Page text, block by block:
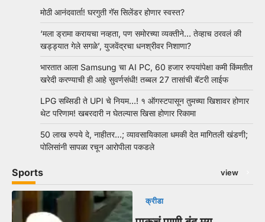
मोठी आनंदवार्ता! घरगुती गॅस सिलेंडर होणार स्वस्त?
‘मला ड्रामा करायचा नव्हता, पण समोरच्या व्यक्तीने… तेव्हाच ठरवलं की
खड्ड्यात गेले सगळे’, युजवेंद्रचा धनश्रीवर निशाणा?
भारतात आला Samsung चा AI PC, 60 हजार रुपयांपेक्षा कमी किंमतीत
खरेदी करण्याची ही आहे सुवर्णसंधी! तब्बल 27 तासांची बॅटरी लाईफ
LPG सब्सिडी ते UPI चे नियम…! १ ऑगस्टपासून तुमच्या खिशावर होणार
थेट परिणाम! खबरदारी न घेतल्यास खिसा होणार रिकामा
50 लाख रुपये दे, नाहीतर…; व्यावसायिकाला धमकी देत मागितली खंडणी;
पोलिसांनी सापळा रचून आरोपीला पकडले
Sports view
क्रीडा